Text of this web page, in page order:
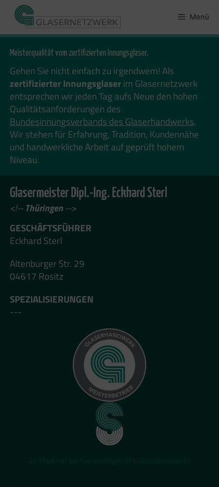
Zum
Inhalt
springen
Menü
Meisterqualität vom zertifizierten Innungsglaser.
Gehen Sie nicht einfach zu irgendwem! Als
zertifizierter Innungsglaserim Glasernetzwerk
entsprechen wir jeden Tag aufs Neue den hohen
Qualitätsanforderungen des
Bundesinnungsverbands des Glaserhandwerks.
Wir stehen für Erfahrung, Tradition, Kundennähe
und handwerkliche Arbeit auf geprüft hohem
Niveau.
Glasermeister Dipl.-Ing. Eckhard Sterl
<!-- Thüringen -->
GESCHÄFTSFÜHRER
Eckhard Sterl
Altenburger Str. 29
04617 Rositz
SPEZIALISIERUNGEN
---